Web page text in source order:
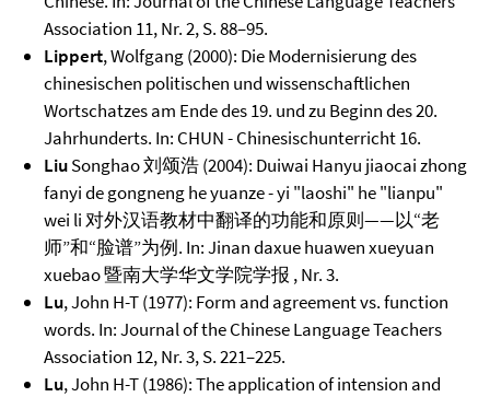
Association 11, Nr. 2, S. 88–95.
Lippert, Wolfgang (2000): Die Modernisierung des
chinesischen politischen und wissenschaftlichen
Wortschatzes am Ende des 19. und zu Beginn des 20.
Jahrhunderts. In: CHUN - Chinesischunterricht 16.
LiuSonghao 刘颂浩 (2004): Duiwai Hanyu jiaocai zhong
fanyi de gongneng he yuanze - yi "laoshi" he "lianpu"
wei li 对外汉语教材中翻译的功能和原则——以“老
师”和“脸谱”为例. In: Jinan daxue huawen xueyuan
xuebao 暨南大学华文学院学报 , Nr. 3.
Lu, John H-T (1977): Form and agreement vs. function
words. In: Journal of the Chinese Language Teachers
Association 12, Nr. 3, S. 221–225.
Lu, John H-T (1986): The application of intension and